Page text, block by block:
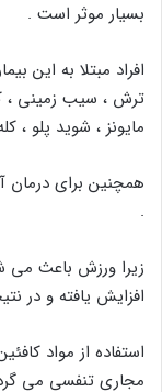
بسیار موثر است .
افراد مبتلا به این
ترش ، سیب زمینی ،
مایونز ، شوید پلو ،
همچنین برای
.
زیرا ورزش باعث می
افزایش یافته و در
استفاده از مواد
مجاری تنفسی می